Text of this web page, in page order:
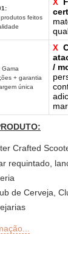
feitos
X
Gama
+ garantia
única
X
/
Crafted
requintado,
de Cerveja,
Lounge,